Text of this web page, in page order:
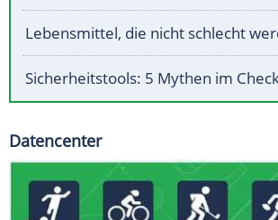
Lebensmittel, die nicht schlecht
Sicherheitstools: 5 Mythen im
Datencenter